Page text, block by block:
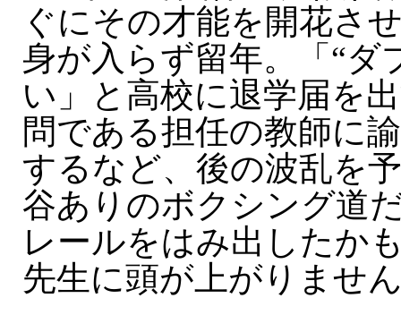
ぐにその才能を開花さ
身が入らず留年。「“ダ
い」と高校に退学届を
問である担任の教師に
するなど、後の波乱を
谷ありのボクシング道
レールをはみ出したか
先生に頭が上がりませ